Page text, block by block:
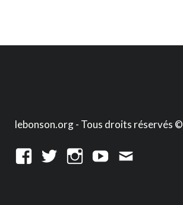
lebonson.org - Tous droits réservés ©